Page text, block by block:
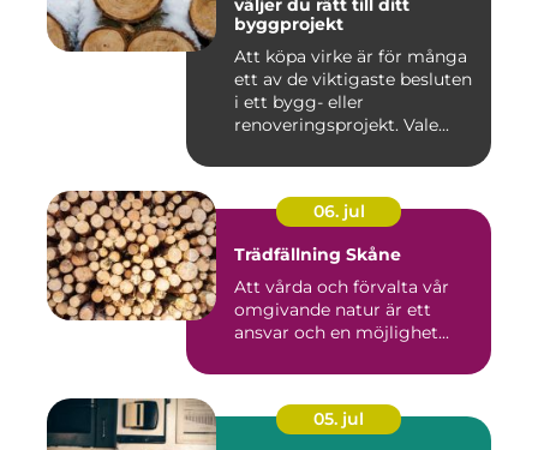
väljer du rätt till ditt
byggprojekt
Att köpa virke är för många
ett av de viktigaste besluten
i ett bygg- eller
renoveringsprojekt. Vale...
06. jul
Trädfällning Skåne
Att vårda och förvalta vår
omgivande natur är ett
ansvar och en möjlighet...
05. jul